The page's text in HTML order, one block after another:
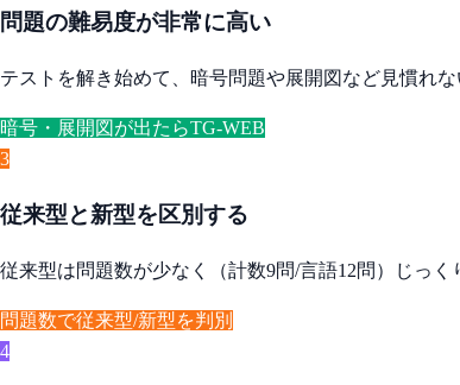
問題の難易度が非常に高い
テストを解き始めて、暗号問題や展開図など見慣れ
暗号・展開図が出たらTG-WEB
3
従来型と新型を区別する
従来型は問題数が少なく（計数9問/言語12問）じっ
問題数で従来型/新型を判別
4